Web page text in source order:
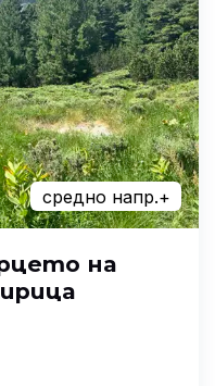
средно напр.+
на